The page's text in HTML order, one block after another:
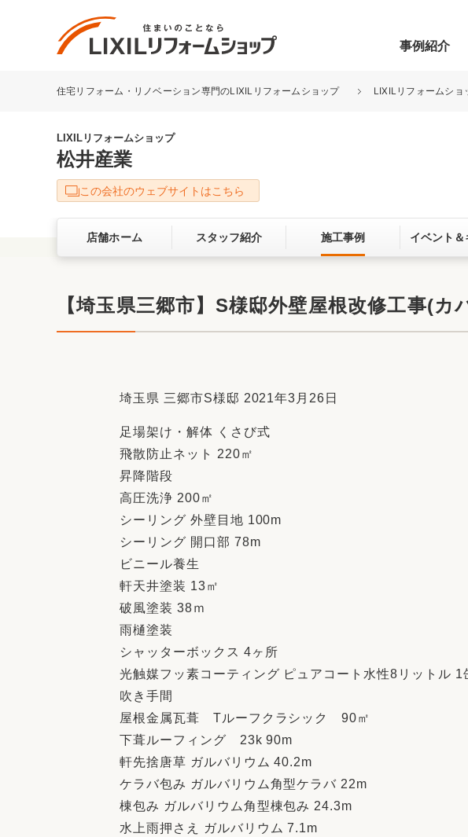
事例紹介
リフォーム事例を探す
キッチン
洗面化粧室 トイレ
ベランダ・バルコニー ガーデンスペース
お客さまの声
LIXILリフォームショップについて
サービス向上・品質改善の取り組み お客さま満足
中古物件探しから性能向上リフォームをワン
ストップ
住宅リフォーム・リノベーション専門のLIXILリフォームショップ LIXILリフォームショ
LIXILリフォームショップ
松井産業
この会社のウェブサイトはこちら
店舗ホーム スタッフ紹介 施工事例 イベント＆
【埼玉県三郷市】S様邸外壁屋根改修工事(カ
埼玉県 三郷市S様邸 2021年3月26日
足場架け・解体 くさび式
飛散防止ネット 220㎡
昇降階段
高圧洗浄 200㎡
シーリング 外壁目地 100m
シーリング 開口部 78m
ビニール養生
軒天井塗装 13㎡
破風塗装 38ｍ
雨樋塗装
シャッターボックス 4ヶ所
光触媒フッ素コーティング ピュアコート水性8リットル 1
吹き手間
屋根金属瓦葺 Tルーフクラシック 90㎡
下葺ルーフィング 23k 90m
軒先捨唐草 ガルバリウム 40.2m
ケラバ包み ガルバリウム角型ケラバ 22m
棟包み ガルバリウム角型棟包み 24.3m
水上雨押さえ ガルバリウム 7.1m